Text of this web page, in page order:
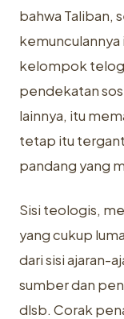
bahwa Taliban,
kemunculannya
kelompok
pendekatan
lainnya, itu
tetap itu
pandang yang
Sisi teologis,
yang cukup
dari sisi ajaran-
sumber dan
dlsb. Corak